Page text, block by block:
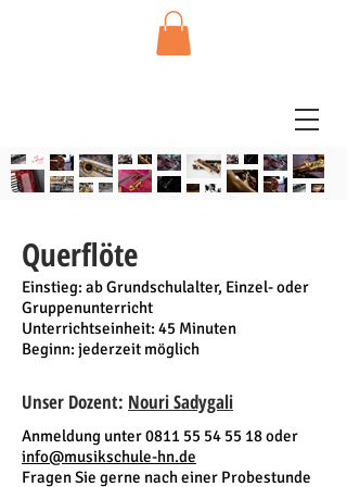
Querflöte
Einstieg: ab Grundschulalter, Einzel- oder
Gruppenunterricht
Unterrichtseinheit: 45 Minuten
Beginn: jederzeit möglich
Unser Dozent: Nouri Sadygali
Anmeldung unter0811 55 54 55 18oder
info@musikschule-hn.de
Fragen Sie gerne nach einer Probestunde